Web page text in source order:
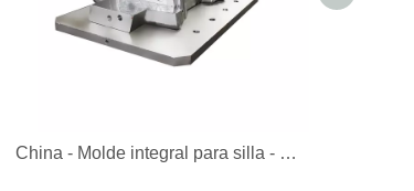
China - Molde integral para silla - Molde para silla - Molde